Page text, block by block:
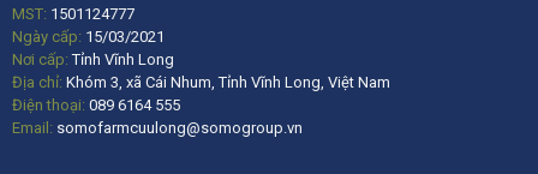
MST: 1501124777
Ngày cấp: 15/03/2021
Nơi cấp:Tỉnh Vĩnh Long
Địa chỉ: Khóm 3, xã Cái Nhum, Tỉnh Vĩnh Long, Việt Nam
Điện thoại: 089 6164 555
Email: somofarmcuulong@somogroup.vn